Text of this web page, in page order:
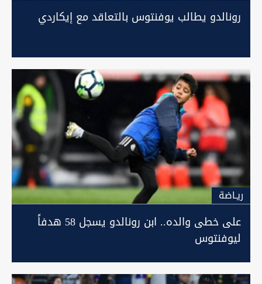
رونالدو يطالب يوفنتوس بالتعاقد مع إيكاردي
ريـاضة
على خطى والده.. ابن رونالدو يسجل 58 هدفاً
ليوفنتوس